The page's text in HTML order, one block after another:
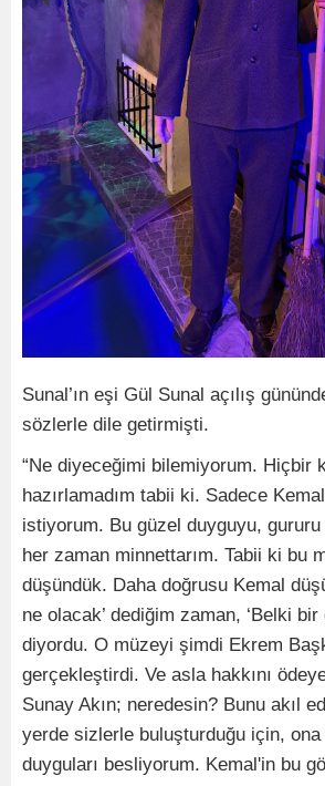
Sunal’ın eşi Gül Sunal açılış
sözlerle dile getirmişti.
“Ne diyeceğimi bilemiyorum. Hiçbir
hazırlamadım tabii ki. Sadece
istiyorum. Bu güzel duyguyu, gururu
her zaman minnettarım. Tabii ki bu
düşündük. Daha doğrusu Kemal
ne olacak’ dediğim zaman, ‘Belki
diyordu. O müzeyi şimdi Ekrem
gerçekleştirdi. Ve asla hakkını
Sunay Akın; neredesin? Bunu akıl
yerde sizlerle buluşturduğu için,
duyguları besliyorum. Kemal'in bu